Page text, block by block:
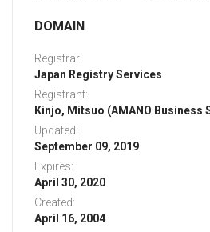
DOMAIN
Registrar:
Japan Registry Services
Registrant:
Kinjo, Mitsuo (AMANO
Updated:
September 09, 2019
Expires:
April 30, 2020
Created:
April 16, 2004